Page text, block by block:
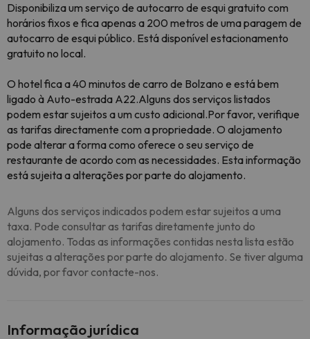
Disponibiliza um serviço de autocarro de esqui gratuito com
horários fixos e fica apenas a 200 metros de uma paragem de
autocarro de esqui público. Está disponível estacionamento
gratuito no local.
O hotel fica a 40 minutos de carro de Bolzano e está bem
ligado à Auto-estrada A22.Alguns dos serviços listados
podem estar sujeitos a um custo adicional.Por favor, verifique
as tarifas directamente com a propriedade. O alojamento
pode alterar a forma como oferece o seu serviço de
restaurante de acordo com as necessidades. Esta informação
está sujeita a alterações por parte do alojamento.
Alguns dos serviços indicados podem estar sujeitos a uma
taxa. Pode consultar as tarifas diretamente junto do
alojamento. Todas as informações contidas nesta lista estão
sujeitas a alterações por parte do alojamento. Se tiver alguma
dúvida, por favor contacte-nos.
Informação jurídica